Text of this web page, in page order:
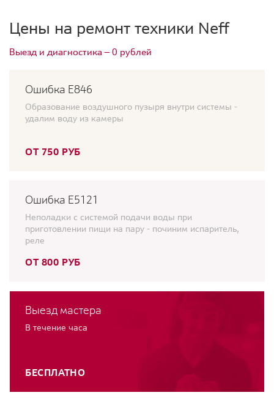
Цены на ремонт техники Neff
Выезд и диагностика — 0 рублей
Ошибка Е846
Образование воздушного пузыря внутри системы -
удалим воду из камеры
ОТ 750 РУБ
Ошибка E5121
Неполадки с системой подачи воды при
приготовлении пищи на пару - починим испаритель,
реле
ОТ 800 РУБ
Выезд мастера
В течение часа
БЕСПЛАТНО